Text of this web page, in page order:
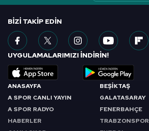
ANASAYFA
A SPOR CANLI YAYIN
A SPOR RADYO
HABERLER
BEŞİKTAŞ
GALATASARAY
FENERBAHÇE
TRABZONSPOR
BIZI TAKIP EDIN
UYGULAMALARIMIZI İNDİRİN!